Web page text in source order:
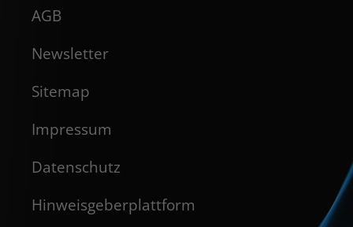
AGB
Newsletter
Sitemap
Impressum
Datenschutz
Hinweisgeberplattform